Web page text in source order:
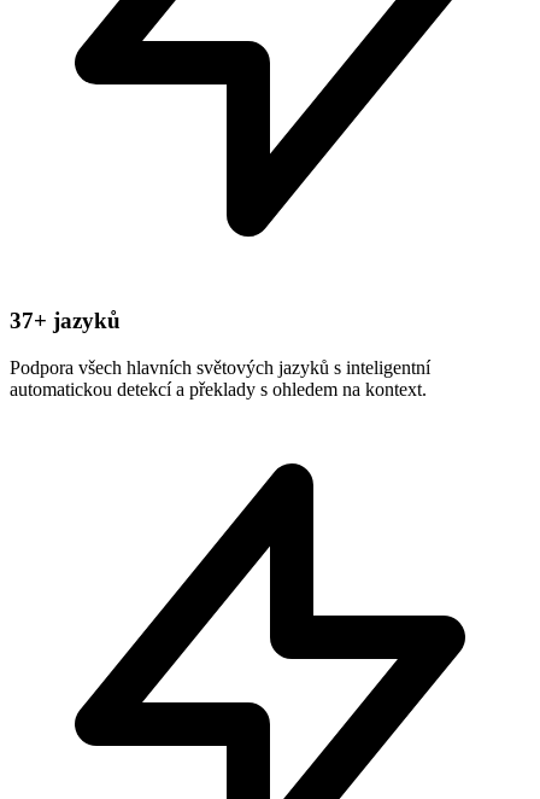
37+ jazyků
Podpora všech hlavních světových jazyků s inteligentní
automatickou detekcí a překlady s ohledem na kontext.